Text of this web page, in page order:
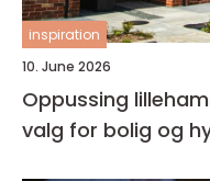
inspiration
10. June 2026
Oppussing
valg for bolig og